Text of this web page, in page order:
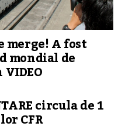
merge! A fost
mondial de
circula de 1
CFR